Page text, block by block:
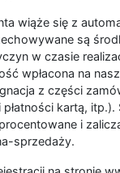
wiąże się z
są
w czasie
wpłacona na
z części
kartą, itp.).
i
sprzedaży.